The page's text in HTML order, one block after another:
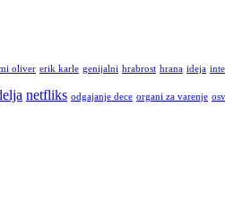
oliver erik karle genijalni hrabrost hrana ideja
netfliks odgajanje dece organi za varenje